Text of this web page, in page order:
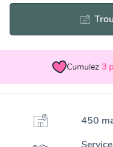
Cumulez 3
450